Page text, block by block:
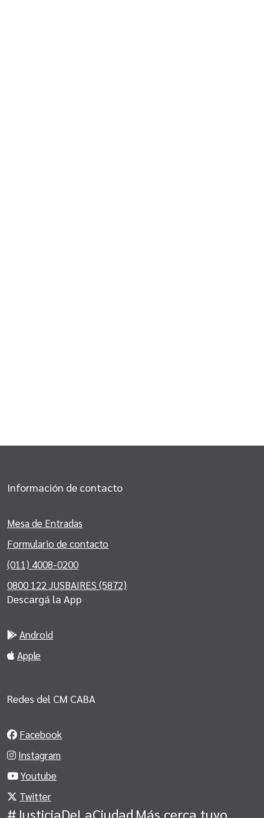
Información de contacto
Mesa de Entradas
Formulario de contacto
(011) 4008-0200
0800 122 JUSBAIRES (5872)
Descargá la App
Android
Apple
Redes del CM CABA
Facebook
Instagram
Youtube
Twitter
#JusticiaDeLaCiudad Más cerca tuyo